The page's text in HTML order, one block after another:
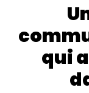
qui